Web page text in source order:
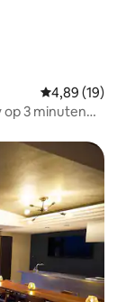
Gemiddelde
4,89 (19)
op 3 minuten
Japandi-